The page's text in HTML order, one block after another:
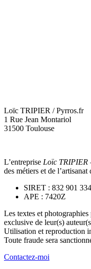
Loïc TRIPIER / Pyrros.fr
1 Rue Jean Montariol
31500 Toulouse
L’entreprise Loïc TRIPIER
des métiers et de
SIRET : 832 901
APE : 7420Z
Les textes et
exclusive de leur(s)
Utilisation et reproduction
Toute fraude sera
Contactez-moi